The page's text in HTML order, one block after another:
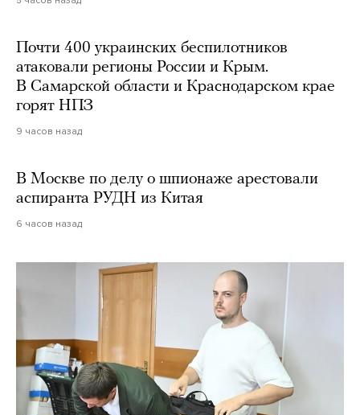
Почти 400 украинских беспилотников
атаковали регионы России и Крым.
В Самарской области и Краснодарском крае
горят НПЗ
9 часов назад
В Москве по делу о шпионаже арестовали
аспиранта РУДН из Китая
6 часов назад